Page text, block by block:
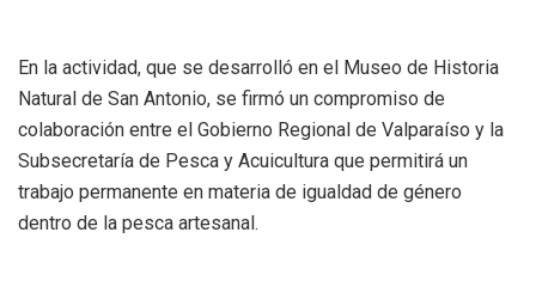
En la actividad, que se desarrolló en el Museo de Historia
Natural de San Antonio, se firmó un compromiso de
colaboración entre el Gobierno Regional de Valparaíso y la
Subsecretaría de Pesca y Acuicultura que permitirá un
trabajo permanente en materia de igualdad de género
dentro de la pesca artesanal.